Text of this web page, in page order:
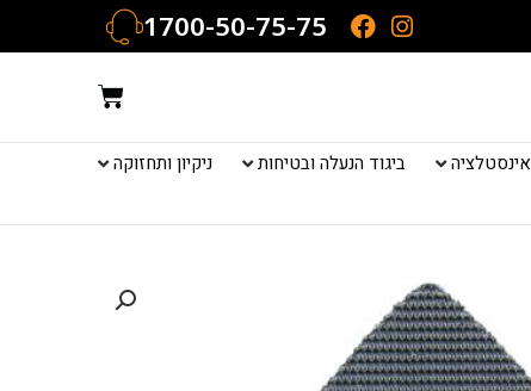
1700-50-75-75
עגלת
קניות
אינסטלציה ביגוד הנעלה ובטיחות
ניקיון ותחזוקה